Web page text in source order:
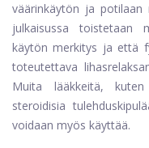
väärinkäytön ja potilaan
julkaisussa toistetaan
käytön merkitys ja että
toteutettava
Muita lääkkeitä,
steroidisia
voidaan myös käyttää.